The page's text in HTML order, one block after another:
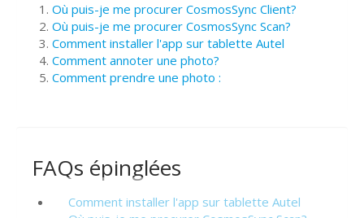
Où puis-je me procurer CosmosSync Client?
Où puis-je me procurer CosmosSync Scan?
Comment installer l'app sur tablette Autel
Comment annoter une photo?
Comment prendre une photo :
FAQs épinglées
Comment installer l'app sur tablette Autel